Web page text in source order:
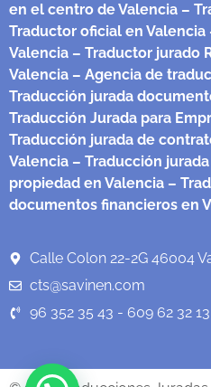
en el centro de Valencia –
Traductor oficial en Valencia
Valencia – Traductor jurado
Valencia – Agencia de
Traducción jurada
Traducción Jurada para
Traducción jurada de
Valencia – Traducción
propiedad en Valencia –
documentos financieros en
Calle Colon 22-2G 46004
cts@savinen.com
96 352 35 43 - 609 62 32 13